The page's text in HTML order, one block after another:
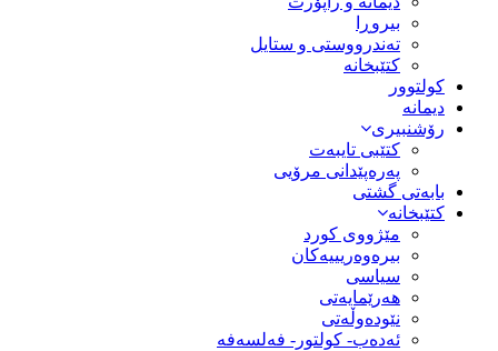
بیروڕا
تەندرووستی و ستایل
کتێبخانە
کولتوور
دیمانە
رۆشنبیری
کتێبی تایبەت
پەرەپێدانی مرۆیی
بابەتی گشتی
کتێبخانە
مێژووى کورد
بیرەوەریییەکان
سیاسى
هەرێمایەتی
نێودەوڵەتی
ئەدەب- کولتور- فەلسەفە